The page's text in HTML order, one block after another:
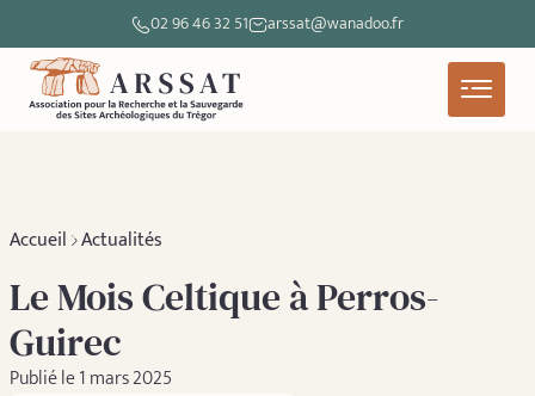
02 96 46 32 51 arssat@wanadoo.fr
Accueil Actualités
Le Mois Celtique à Perros-
Guirec
Publié le 1 mars 2025